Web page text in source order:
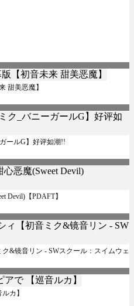
甜美恶魔】
ールG】好评如潮!!
Devil)【PDAFT】
&镜音リン - SWスクール：スイムウェ
カ】